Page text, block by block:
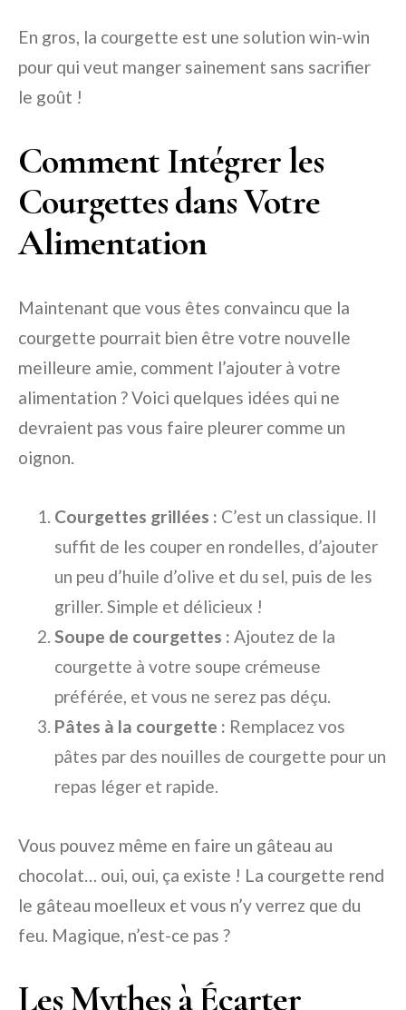
En gros, la courgette est une solution win-win
pour qui veut manger sainement sans sacrifier
le goût !
Comment Intégrer les
Courgettes dans Votre
Alimentation
Maintenant que vous êtes convaincu que la
courgette pourrait bien être votre nouvelle
meilleure amie, comment l’ajouter à votre
alimentation ? Voici quelques idées qui ne
devraient pas vous faire pleurer comme un
oignon.
Courgettes grillées : C’est un classique. Il
suffit de les couper en rondelles, d’ajouter
un peu d’huile d’olive et du sel, puis de les
griller. Simple et délicieux !
Soupe de courgettes : Ajoutez de la
courgette à votre soupe crémeuse
préférée, et vous ne serez pas déçu.
Pâtes à la courgette : Remplacez vos
pâtes par des nouilles de courgette pour un
repas léger et rapide.
Vous pouvez même en faire un gâteau au
chocolat… oui, oui, ça existe ! La courgette rend
le gâteau moelleux et vous n’y verrez que du
feu. Magique, n’est-ce pas ?
Les Mythes à Écarter